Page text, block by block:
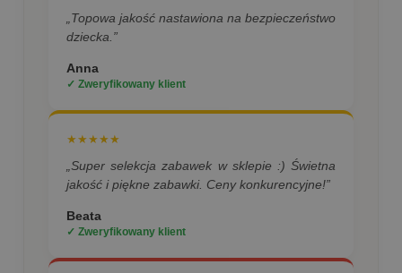
„Topowa jakość nastawiona na bezpieczeństwo
dziecka.”
Anna
✓ Zweryfikowany klient
★★★★★
„Super selekcja zabawek w sklepie :) Świetna
jakość i piękne zabawki. Ceny konkurencyjne!”
Beata
✓ Zweryfikowany klient